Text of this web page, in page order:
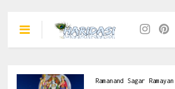
Kishori kKuch Aisa